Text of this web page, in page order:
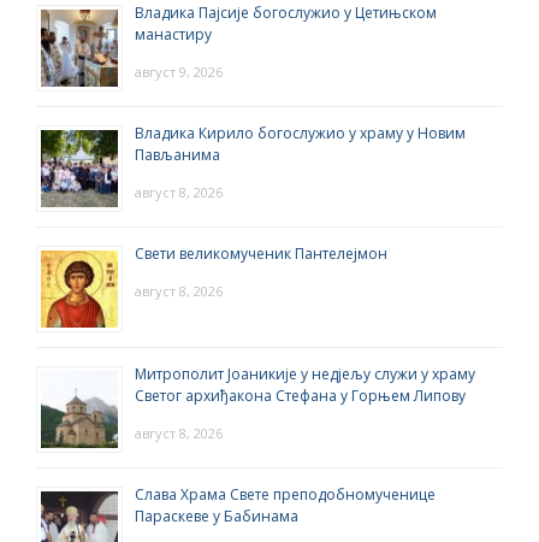
Владика Пајсије богослужио у Цетињском
манастиру
август 9, 2026
Владика Кирило богослужио у храму у Новим
Пављанима
август 8, 2026
Свети великомученик Пантелејмон
август 8, 2026
Митрополит Јоаникије у недјељу служи у храму
Светог архиђакона Стефана у Горњем Липову
август 8, 2026
Слава Храма Свете преподобномученице
Параскеве у Бабинама